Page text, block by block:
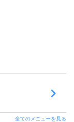
全てのメニューを見る